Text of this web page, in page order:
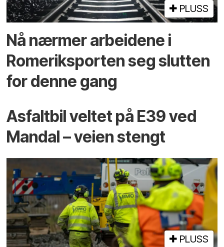
PLUSS
Nå nærmer arbeidene i
Romeriksporten seg slutten
for denne gang
Asfaltbil veltet på E39 ved
Mandal – veien stengt
PLUSS